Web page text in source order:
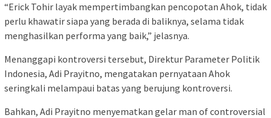
“Erick Tohir layak mempertimbangkan pencopotan Ahok, tidak
perlu khawatir siapa yang berada di baliknya, selama tidak
menghasilkan performa yang baik,” jelasnya.
Menanggapi kontroversi tersebut, Direktur Parameter Politik
Indonesia, Adi Prayitno, mengatakan pernyataan Ahok
seringkali melampaui batas yang berujung kontroversi.
Bahkan, Adi Prayitno menyematkan gelar man of controversial